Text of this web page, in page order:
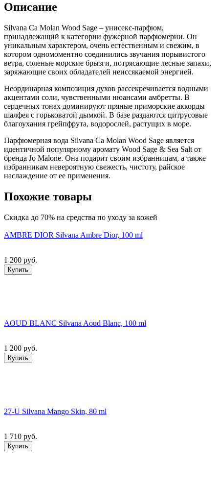
Описание
Silvana Ca Molan Wood Sage – унисекс-парфюм,
принадлежащий к категории фужерной парфюмерии. Он
уникальным характером, очень естественным и свежим, в
котором одномоментно соединились звучания порывистого
ветра, соленые морские брызги, потрясающие лесные запахи,
заряжающие своих обладателей неиссякаемой энергией.
Неординарная композиция духов рассекречивается водными
акцентами соли, чувственными нюансами амбретты. В
сердечных тонах доминируют пряные приморские аккорды
шалфея с горьковатой дымкой. В базе раздаются цитрусовые
благоухания грейпфрута, водорослей, растущих в море.
Парфюмерная вода Silvana Ca Molan Wood Sage является
идентичной популярному аромату Wood Sage & Sea Salt от
бренда Jo Malone. Она подарит своим избранницам, а также
избранникам невероятную свежесть, чистоту, райское
наслаждение от ее применения.
Похожие товары
Скидка до 70% на средства по уходу за кожей
AMBRE DIOR Silvana Ambre Dior, 100 ml
1 200 руб.
Купить
AOUD BLANC Silvana Aoud Blanc, 100 ml
1 200 руб.
Купить
27-U Silvana Mango Skin, 80 ml
1 710 руб.
Купить